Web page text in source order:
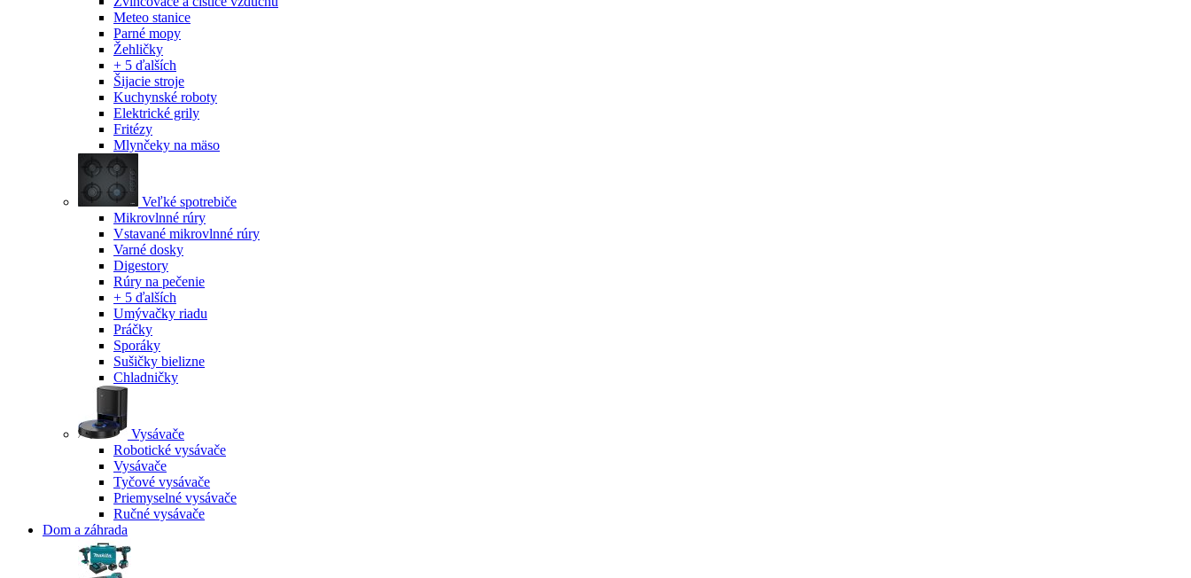
Meteo stanice
Parné mopy
Žehličky
+ 5 ďalších
Šijacie stroje
Kuchynské roboty
Elektrické grily
Fritézy
Mlynčeky na mäso
Veľké spotrebiče
Mikrovlnné rúry
Vstavané mikrovlnné rúry
Varné dosky
Digestory
Rúry na pečenie
+ 5 ďalších
Umývačky riadu
Práčky
Sporáky
Sušičky bielizne
Chladničky
Vysávače
Robotické vysávače
Vysávače
Tyčové vysávače
Priemyselné vysávače
Ručné vysávače
Dom a záhrada